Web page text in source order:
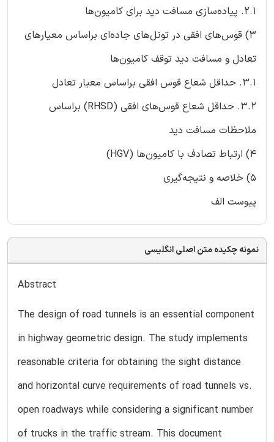
2.1. پیاده‌سازی مسافت دید برای کامیون‌ها
3) قوس‌های افقی در تونل‌های جاده‌ای براساس معیارهای
تعادل و مسافت دید توقف کامیون‌ها
3.1. حداقل شعاع قوس افقی براساس معیار تعادل
3.2. حداقل شعاع قوس‌های افقی (RHSD) براساس
ملاحظات مسافت دید
4) ارتباط تصادف با کامیون‌ها (HGV)
5) خلاصه و نتیجه‌گیری
پیوست الف
نمونه چکیده متن اصلی انگلیسی
Abstract
The design of road tunnels is an essential component
in highway geometric design. The study implements
reasonable criteria for obtaining the sight distance
and horizontal curve requirements of road tunnels vs.
open roadways while considering a significant number
of trucks in the traffic stream. This document